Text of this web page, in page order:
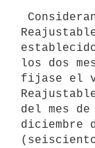
los dos
fijase el
del mes de
diciembre